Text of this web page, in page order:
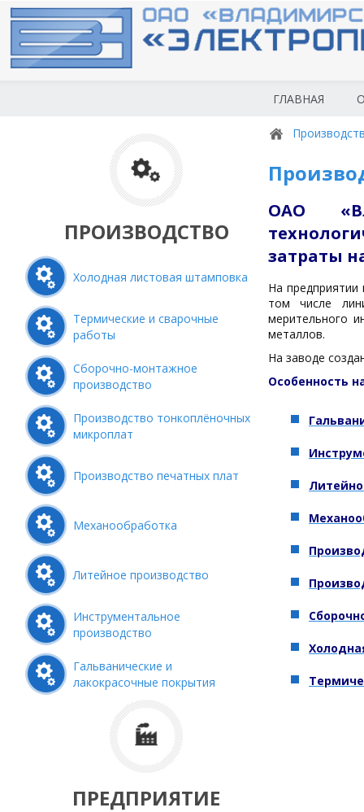
ГЛАВНАЯ
ПРОИЗВОДСТВО
Холодная листовая штамповка
Термические и сварочные
работы
Сборочно-монтажное
производство
Производство тонкоплёночных
микроплат
Производство печатных плат
Механообработка
Литейное производство
Инструментальное
производство
Гальванические и
лакокрасочные покрытия
ПРЕДПРИЯТИЕ
ОАО
затраты
На
том числе
мерительного
металлов.
На заводе
Особенность